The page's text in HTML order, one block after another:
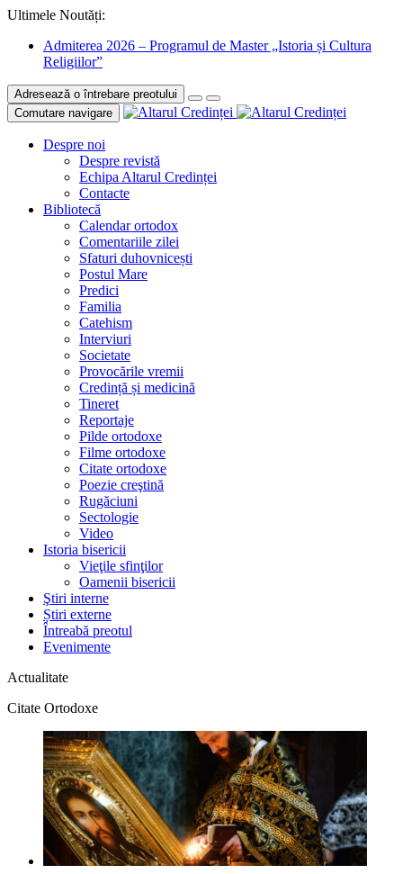
Ultimele Noutăți:
Admiterea 2026 – Programul de Master „Istoria și Cultura
Religiilor”
Adresează o întrebare preotului
Comutare navigare
Despre noi
Despre revistă
Echipa Altarul Credinței
Contacte
Bibliotecă
Calendar ortodox
Comentariile zilei
Sfaturi duhovnicești
Postul Mare
Predici
Familia
Catehism
Interviuri
Societate
Provocările vremii
Credință și medicină
Tineret
Reportaje
Pilde ortodoxe
Filme ortodoxe
Citate ortodoxe
Poezie creştină
Rugăciuni
Sectologie
Video
Istoria bisericii
Vieţile sfinţilor
Oamenii bisericii
Ştiri interne
Știri externe
Întreabă preotul
Evenimente
Actualitate
Citate Ortodoxe